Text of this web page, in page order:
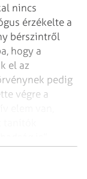
nincs
érzékelte a
bérszintről
hogy a
el az
pedig
végre a